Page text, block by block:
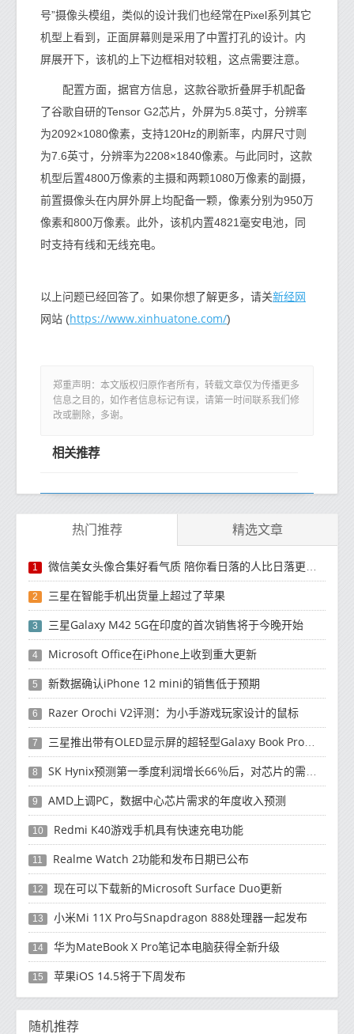
号”摄像头模组，类似的设计我们也经常在Pixel系列其它
机型上看到，正面屏幕则是采用了中置打孔的设计。内
屏展开下，该机的上下边框相对较粗，这点需要注意。
配置方面，据官方信息，这款谷歌折叠屏手机配备
了谷歌自研的Tensor G2芯片，外屏为5.8英寸，分辨率
为2092×1080像素，支持120Hz的刷新率，内屏尺寸则
为7.6英寸，分辨率为2208×1840像素。与此同时，这款
机型后置4800万像素的主摄和两颗1080万像素的副摄，
前置摄像头在内屏外屏上均配备一颗，像素分别为950万
像素和800万像素。此外，该机内置4821毫安电池，同
时支持有线和无线充电。
以上问题已经回答了。如果你想了解更多，请关新经网
网站 (https://www.xinhuatone.com/)
郑重声明：本文版权归原作者所有，转载文章仅为传播更多
信息之目的，如作者信息标记有误，请第一时间联系我们修
改或删除，多谢。
相关推荐
热门推荐 精选文章
1 微信美女头像合集好看气质 陪你看日落的人比日落更浪漫
2 三星在智能手机出货量上超过了苹果
3 三星Galaxy M42 5G在印度的首次销售将于今晚开始
4 Microsoft Office在iPhone上收到重大更新
5 新数据确认iPhone 12 mini的销售低于预期
6 Razer Orochi V2评测：为小手游戏玩家设计的鼠标
7 三星推出带有OLED显示屏的超轻型Galaxy Book Pro和Galaxy Book Pro 360笔记本电脑
8 SK Hynix预测第一季度利润增长66％后，对芯片的需求将增强
9 AMD上调PC，数据中心芯片需求的年度收入预测
10 Redmi K40游戏手机具有快速充电功能
11 Realme Watch 2功能和发布日期已公布
12 现在可以下载新的Microsoft Surface Duo更新
13 小米Mi 11X Pro与Snapdragon 888处理器一起发布
14 华为MateBook X Pro笔记本电脑获得全新升级
15 苹果iOS 14.5将于下周发布
随机推荐